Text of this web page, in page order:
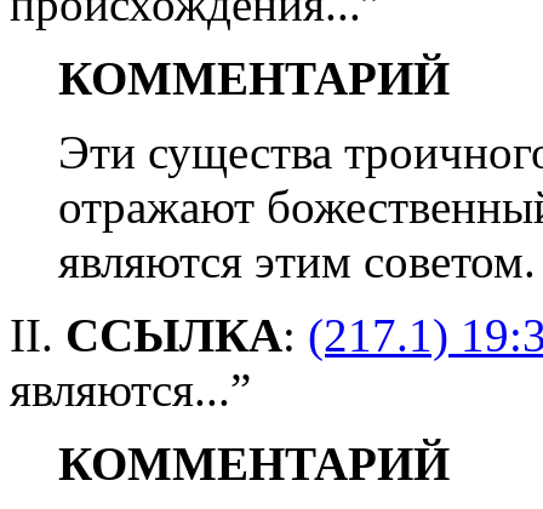
КОММЕНТАРИЙ
Эти существа
отражают
являются этим советом.
II. ССЫЛКА: (217.1)
являются...”
КОММЕНТАРИЙ